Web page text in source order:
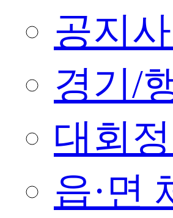
공지
경기/
대회
읍·면